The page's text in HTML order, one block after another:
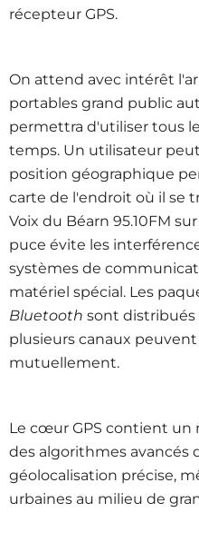
récepteur GPS.
On attend avec intérêt
portables grand public
permettra d'utiliser tous
temps. Un utilisateur
position géographique
carte de l'endroit où il se
Voix du Béarn 95.10FM
puce évite les
systèmes de
matériel spécial. Les
Bluetooth sont distribués
plusieurs canaux
mutuellement.
Le cœur GPS contient
des algorithmes
géolocalisation précise,
urbaines au milieu de